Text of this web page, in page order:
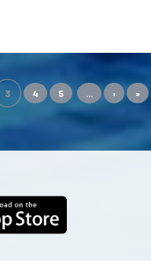
3 4 5 ... › »